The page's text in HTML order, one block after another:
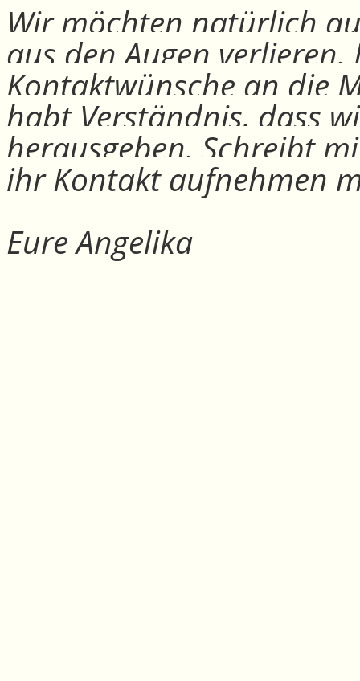
Wir möchten natürlich
aus den Augen
Kontaktwünsche an die
habt Verständnis, dass
herausgeben. Schreibt
ihr Kontakt aufnehmen
Eure Angelika